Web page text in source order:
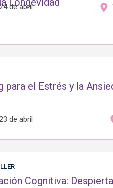
de abril
para el Estrés y la
de abril
Cognitiva: